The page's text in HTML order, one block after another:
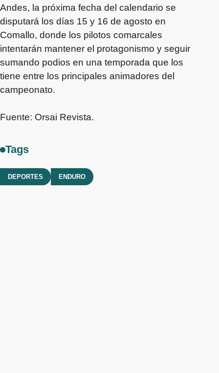
Andes, la próxima fecha del calendario se
disputará los días 15 y 16 de agosto en
Comallo, donde los pilotos comarcales
intentarán mantener el protagonismo y seguir
sumando podios en una temporada que los
tiene entre los principales animadores del
campeonato.
Fuente: Orsai Revista.
Tags
DEPORTES ENDURO